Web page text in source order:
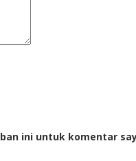
ini untuk komentar